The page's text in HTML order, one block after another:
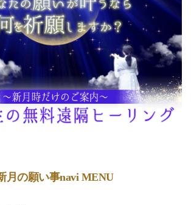
月の願い事navi MENU